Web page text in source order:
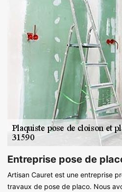
Entreprise pose de
Artisan Cauret est une entreprise
travaux de pose de placo. Nous